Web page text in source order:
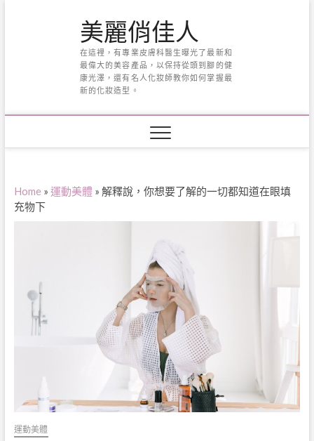
美麗俏佳人
在這裡，有專業皮膚科醫生曝光了最新和
最偉大的美容產品，以保持從頭到腳的健
康光澤，還有名人化妝師教你如何掌握最
新的化妝造型。
Home » 運動美體 » 解釋說，你想要了解的一切都知道在眼填
充物下
運動美體